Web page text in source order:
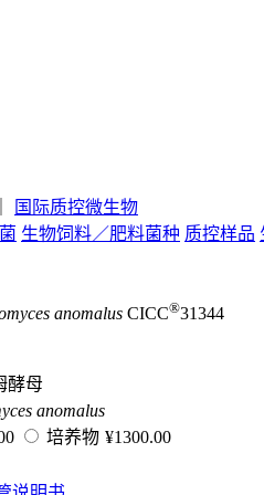
国际质控微生物
生物饲料／肥料菌种 质控样品
anomalus CICC®31344
酵母
anomalus
培养物 ¥1300.00